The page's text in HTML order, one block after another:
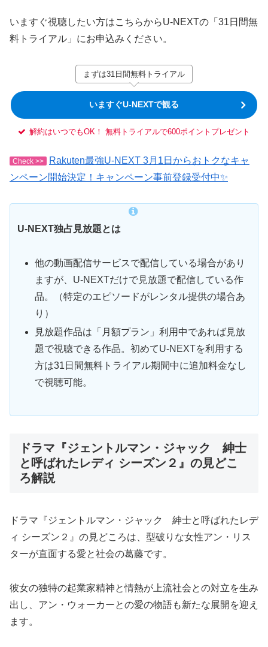
いますぐ視聴したい方はこちらからU-NEXTの「31日間無
料トライアル」にお申込みください。
まずは31日間無料トライアル
いますぐU-NEXTで観る
解約はいつでもOK！ 無料トライアルで600ポイントプレゼント
Check >>
Rakuten最強U-NEXT 3月1日からおトクなキャ
ンペーン開始決定！キャンペーン事前登録受付中✨
U-NEXT独占見放題とは
他の動画配信サービスで配信している場合があり
ますが、U-NEXTだけで見放題で配信している作
品。（特定のエピソードがレンタル提供の場合あ
り）
見放題作品は「月額プラン」利用中であれば見放
題で視聴できる作品。初めてU-NEXTを利用する
方は31日間無料トライアル期間中に追加料金なし
で視聴可能。
ドラマ『ジェントルマン・ジャック 紳士
と呼ばれたレディ シーズン２』の見どこ
ろ解説
ドラマ『ジェントルマン・ジャック 紳士と呼ばれたレデ
ィ シーズン２』の見どころは、型破りな女性アン・リス
ターが直面する愛と社会の葛藤です。
彼女の独特の起業家精神と情熱が上流社会との対立を生み
出し、アン・ウォーカーとの愛の物語も新たな展開を迎え
ます。